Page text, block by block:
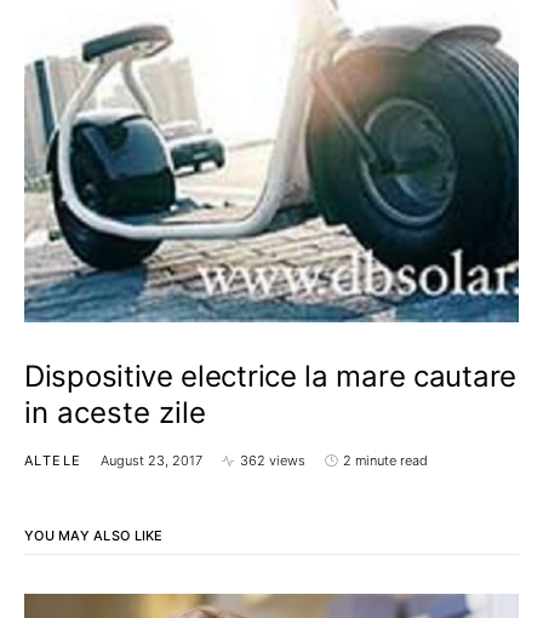
Dispositive electrice la mare cautare
in aceste zile
ALTELE August 23, 2017 362 views 2 minute read
YOU MAY ALSO LIKE